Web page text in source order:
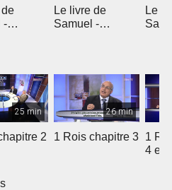
de
-
Le livre de
Samuel -
Le
25 min
2
26 min
1 Rois chapitre 3
1
4 et 5